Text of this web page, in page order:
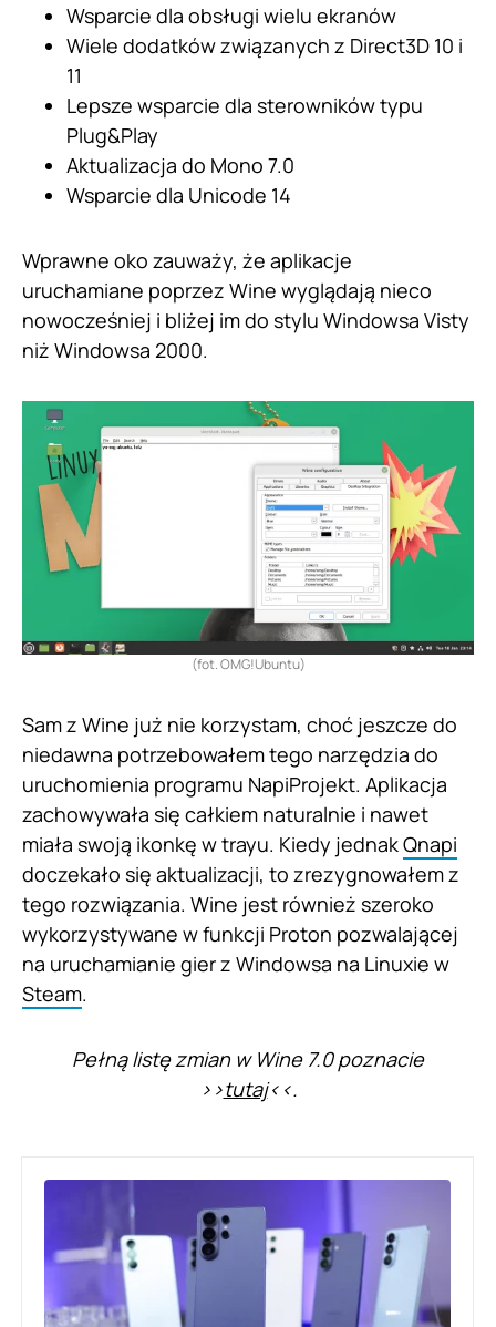
Wsparcie dla obsługi wielu ekranów
Wiele dodatków związanych z Direct3D 10 i
11
Lepsze wsparcie dla sterowników typu
Plug&Play
Aktualizacja do Mono 7.0
Wsparcie dla Unicode 14
Wprawne oko zauważy, że aplikacje
uruchamiane poprzez Wine wyglądają nieco
nowocześniej i bliżej im do stylu Windowsa Visty
niż Windowsa 2000.
(fot. OMG!Ubuntu)
Sam z Wine już nie korzystam, choć jeszcze do
niedawna potrzebowałem tego narzędzia do
uruchomienia programu NapiProjekt. Aplikacja
zachowywała się całkiem naturalnie i nawet
miała swoją ikonkę w trayu. Kiedy jednakQnapi
doczekało się aktualizacji, to zrezygnowałem z
tego rozwiązania. Wine jest również szeroko
wykorzystywane w funkcji Proton pozwalającej
na uruchamianie gier z Windowsa na Linuxie w
Steam.
Pełną listę zmian w Wine 7.0 poznacie
>>tutaj<<.